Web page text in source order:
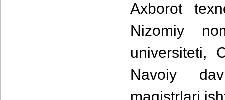
Axborot
Nizomiy
universiteti,
Navoiy